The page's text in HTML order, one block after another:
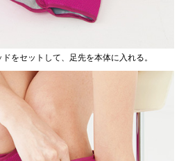
をセットして、足先を本体に入れる。